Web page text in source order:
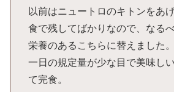
以前はニュートロのキトンをあ
食で残してばかりなので、なる
栄養のあるこちらに替えました。
一日の規定量が少な目で美味し
て完食。